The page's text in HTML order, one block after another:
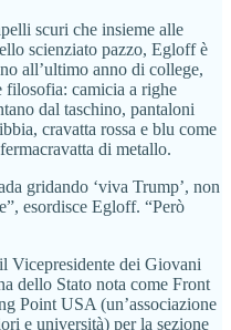
scuri che insieme alle
scienziato pazzo, Egloff è
all’ultimo anno di college,
filosofia: camicia a righe
dal taschino, pantaloni
cravatta rossa e blu come
di metallo.
gridando ‘viva Trump’, non
esordisce Egloff. “Però
Vicepresidente dei Giovani
dello Stato nota come Front
Point USA (un’associazione
e università) per la sezione